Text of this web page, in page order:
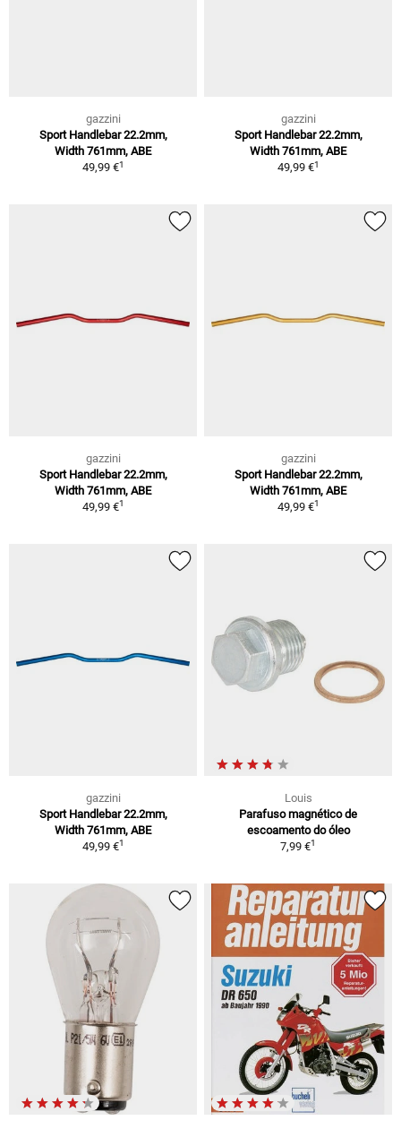
gazzini
Sport Handlebar 22.2mm,
Width 761mm, ABE
49,99 €1
gazzini
Sport Handlebar 22.2mm,
Width 761mm, ABE
49,99 €1
gazzini
Sport Handlebar 22.2mm,
Width 761mm, ABE
49,99 €1
gazzini
Sport Handlebar 22.2mm,
Width 761mm, ABE
49,99 €1
gazzini
Sport Handlebar 22.2mm,
Width 761mm, ABE
49,99 €1
Louis
Parafuso magnético de
escoamento do óleo
7,99 €1